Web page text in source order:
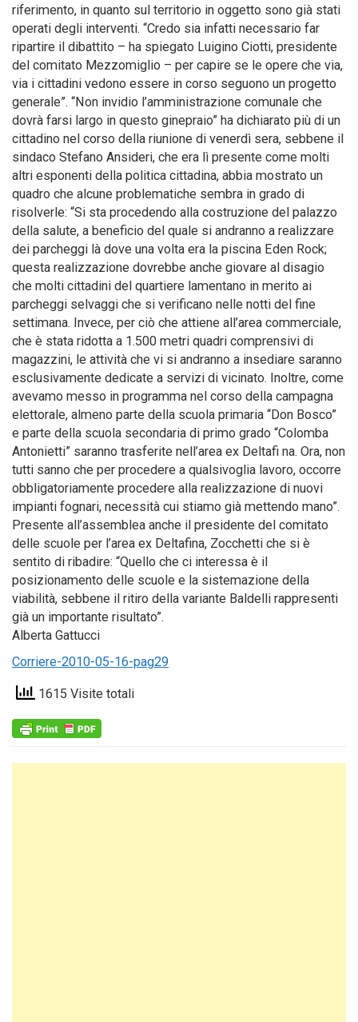
riferimento, in quanto sul territorio in oggetto sono già stati
operati degli interventi. “Credo sia infatti necessario far
ripartire il dibattito – ha spiegato Luigino Ciotti, presidente
del comitato Mezzomiglio – per capire se le opere che via,
via i cittadini vedono essere in corso seguono un progetto
generale”. “Non invidio l’amministrazione comunale che
dovrà farsi largo in questo ginepraio” ha dichiarato più di un
cittadino nel corso della riunione di venerdì sera, sebbene il
sindaco Stefano Ansideri, che era lì presente come molti
altri esponenti della politica cittadina, abbia mostrato un
quadro che alcune problematiche sembra in grado di
risolverle: “Si sta procedendo alla costruzione del palazzo
della salute, a beneficio del quale si andranno a realizzare
dei parcheggi là dove una volta era la piscina Eden Rock;
questa realizzazione dovrebbe anche giovare al disagio
che molti cittadini del quartiere lamentano in merito ai
parcheggi selvaggi che si verificano nelle notti del fine
settimana. Invece, per ciò che attiene all’area commerciale,
che è stata ridotta a 1.500 metri quadri comprensivi di
magazzini, le attività che vi si andranno a insediare saranno
esclusivamente dedicate a servizi di vicinato. Inoltre, come
avevamo messo in programma nel corso della campagna
elettorale, almeno parte della scuola primaria “Don Bosco”
e parte della scuola secondaria di primo grado “Colomba
Antonietti” saranno trasferite nell’area ex Deltafi na. Ora, non
tutti sanno che per procedere a qualsivoglia lavoro, occorre
obbligatoriamente procedere alla realizzazione di nuovi
impianti fognari, necessità cui stiamo già mettendo mano”.
Presente all’assemblea anche il presidente del comitato
delle scuole per l’area ex Deltafina, Zocchetti che si è
sentito di ribadire: “Quello che ci interessa è il
posizionamento delle scuole e la sistemazione della
viabilità, sebbene il ritiro della variante Baldelli rappresenti
già un importante risultato”.
Alberta Gattucci
Corriere-2010-05-16-pag29
1615 Visite totali